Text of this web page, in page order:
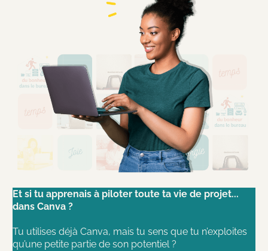
Et si tu apprenais à piloter toute ta vie de projet...
dans Canva ?
Tu utilises déjà Canva, mais tu sens que tu n’exploites
qu’une petite partie de son potentiel ?